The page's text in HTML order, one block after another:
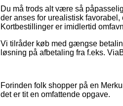
Du må trods alt være så
der anses for urealistisk
Kortbestillinger er imidlertid
Vi tilråder køb med gængse
løsning på afbetaling fra f.eks.
Forinden folk shopper på en
det er tit en omfattende opgave.